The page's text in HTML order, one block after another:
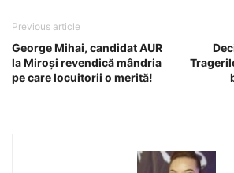
Previous article
George Mihai, candidat AUR
la Miroși revendică mândria
pe care locuitorii o merită!